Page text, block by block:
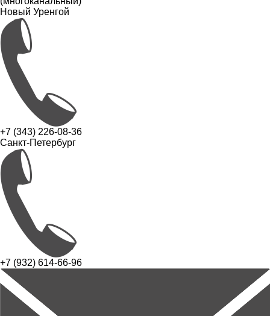
Новый Уренгой
+7 (343) 226-08-36
Санкт-Петербург
+7 (932) 614-66-96